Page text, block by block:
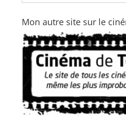
Mon autre site sur le